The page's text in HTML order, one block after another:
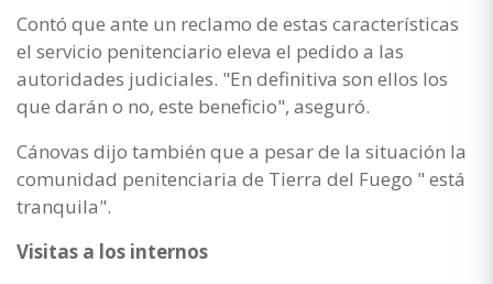
Contó que ante un reclamo de estas características
el servicio penitenciario eleva el pedido a las
autoridades judiciales. "En definitiva son ellos los
que darán o no, este beneficio", aseguró.
Cánovas dijo también que a pesar de la situación la
comunidad penitenciaria de Tierra del Fuego " está
tranquila".
Visitas a los internos